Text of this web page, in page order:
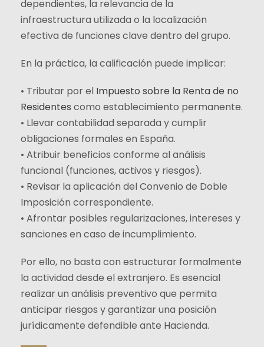
dependientes, la relevancia de la
infraestructura utilizada o la localización
efectiva de funciones clave dentro del grupo.
En la práctica, la calificación puede implicar:
• Tributar por el Impuesto sobre la Renta de no
Residentes como establecimiento permanente.
• Llevar contabilidad separada y cumplir
obligaciones formales en España.
• Atribuir beneficios conforme al análisis
funcional (funciones, activos y riesgos).
• Revisar la aplicación del Convenio de Doble
Imposición correspondiente.
• Afrontar posibles regularizaciones, intereses y
sanciones en caso de incumplimiento.
Por ello, no basta con estructurar formalmente
la actividad desde el extranjero. Es esencial
realizar un análisis preventivo que permita
anticipar riesgos y garantizar una posición
jurídicamente defendible ante Hacienda.